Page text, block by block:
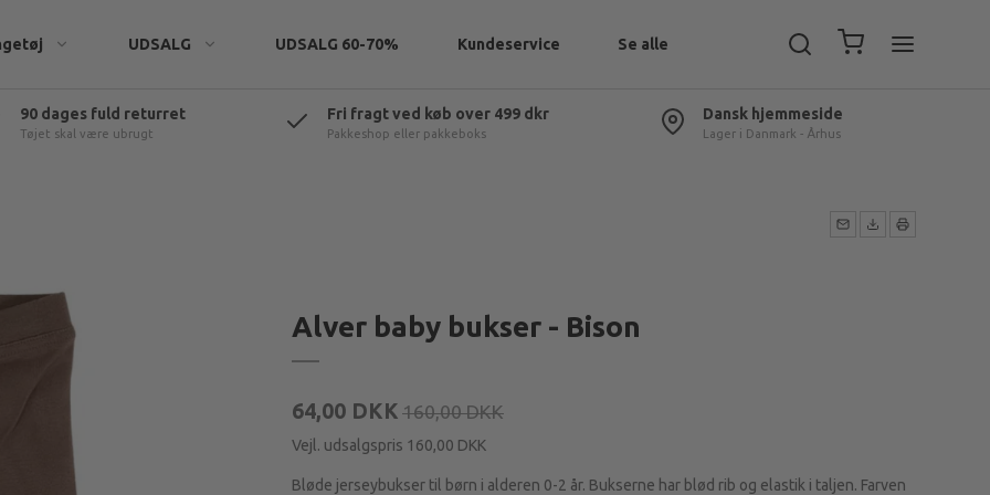
& tilbehør
UDSALG UDSALG 60-70% Kundeservice Se alle
90 dages fuld returret
Tøjet skal være ubrugt
Fri fragt ved køb over 499 dkr
Pakkeshop eller pakkeboks
Dansk hjemmeside
Lager i Danmark - Århus
Alver baby bukser - Bison
64,00 DKK 160,00 DKK
Vejl. udsalgspris 160,00 DKK
Bløde jerseybukser til børn i alderen 0-2 år. Bukserne har blød rib og elastik i taljen. Farven